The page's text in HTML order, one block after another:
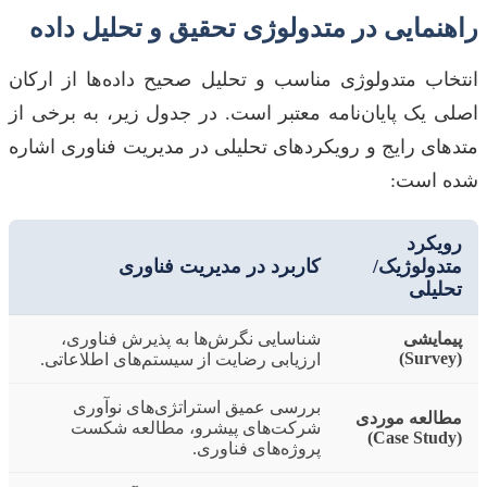
راهنمایی در متدولوژی تحقیق و تحلیل داده
انتخاب متدولوژی مناسب و تحلیل صحیح داده‌ها از ارکان
اصلی یک پایان‌نامه معتبر است. در جدول زیر، به برخی از
متدهای رایج و رویکردهای تحلیلی در مدیریت فناوری اشاره
شده است:
رویکرد
متدولوژیک/
تحلیلی
کاربرد در مدیریت فناوری
پیمایشی
(Survey)
شناسایی نگرش‌ها به پذیرش فناوری،
ارزیابی رضایت از سیستم‌های اطلاعاتی.
مطالعه موردی
(Case Study)
بررسی عمیق استراتژی‌های نوآوری
شرکت‌های پیشرو، مطالعه شکست
پروژه‌های فناوری.